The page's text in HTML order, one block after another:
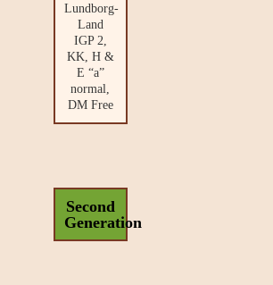
Lundborg-
Land
IGP 2,
KK, H &
E “a”
normal,
DM Free
Second
Generation